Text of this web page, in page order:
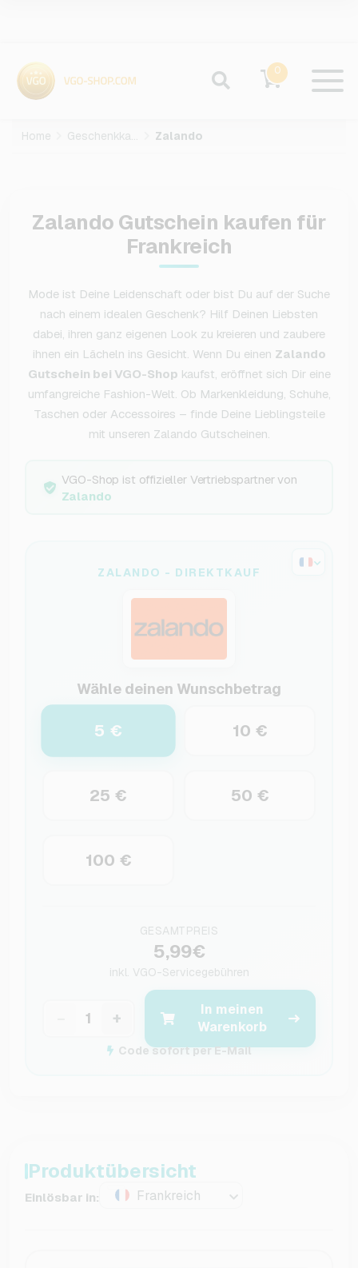
0
Home Geschenkkarten Zalando
Zalando Gutschein kaufen für
Frankreich
Mode ist Deine Leidenschaft oder bist Du auf der Suche
nach einem idealen Geschenk? Hilf Deinen Liebsten
dabei, ihren ganz eigenen Look zu kreieren und zaubere
ihnen ein Lächeln ins Gesicht. Wenn Du einen Zalando
Gutschein bei VGO-Shop kaufst, eröffnet sich Dir eine
umfangreiche Fashion-Welt. Ob Markenkleidung, Schuhe,
Taschen oder Accessoires – finde Deine Lieblingsteile
mit unseren Zalando Gutscheinen.
VGO-Shop ist offizieller Vertriebspartner von
Zalando
ZALANDO - DIREKTKAUF
Wähle deinen Wunschbetrag
5 € 10 €
25 € 50 €
100 €
GESAMTPREIS
5,99€
inkl. VGO-Servicegebühren
+
In meinen
Warenkorb
Code sofort per E-Mail
Produktübersicht
Einlösbar in: Frankreich